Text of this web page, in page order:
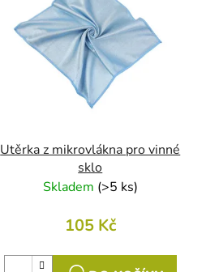
Utěrka z mikrovlákna pro vinné
sklo
Skladem (>5 ks)
105 Kč